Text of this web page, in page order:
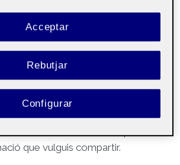
pàginas’ha generat
Aquesta pàgina és
És interessant que hi hagi
en el teu espai Folio, com
de presentació. Així, si algú el visita,
que vulguis compartir.
Rebutjar
Acceptar
Configurar